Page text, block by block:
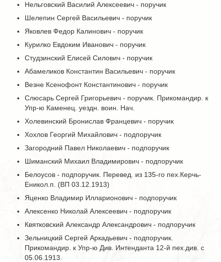
Нельговский Василий Алексеевич - поручик
Шелепин Сергей Васильевич - поручик
Яковлев Федор Калинович - поручик
Курилко Евдоким Иванович - поручик
Студзинский Елисей Силович - поручик
Абамеликов Константин Васильевич - поручик
Везне Ксенофонт Константинович - поручик
Слюсарь Сергей Григорьевич - поручик. Прикомандир. к
Упр-ю Каменец. уездн. воин. Нач.
Холевинский Бронислав Францевич - поручик
Хохлов Георгий Михайлович - подпоручик
Загородний Павел Николаевич - подпоручик
Шиманский Михаил Владимирович - подпоручик
Белоусов - подпоручик. Перевед. из 135-го пех.Керчь-
Еникол.п. (ВП 03.12.1913)
Яценко Владимир Илларионович - подпоручик
Алексенко Николай Алексеевич - подпоручик
Квятковский Александр Александрович - подпоручик
Зельницкий Сергей Аркадьевич - подпоручик.
Прикомандир. к Упр-ю Див. Интенданта 12-й пех.див. с
05.06.1913.